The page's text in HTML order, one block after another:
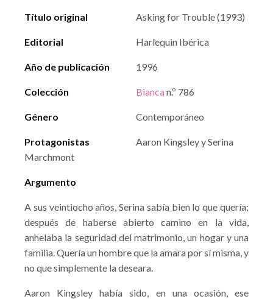
Título original Asking for Trouble (1993)
Editorial Harlequin Ibérica
Año de publicación 1996
Colección Bianca n.º 786
Género Contemporáneo
Protagonistas
Aaron Kingsley y Serina
Marchmont
Argumento
A sus veintiocho años, Serina sabía bien lo que quería;
después de haberse abierto camino en la vida,
anhelaba la seguridad del matrimonio, un hogar y una
familia. Quería un hombre que la amara por sí misma, y
no que simplemente la deseara.
Aaron Kingsley había sido, en una ocasión, ese